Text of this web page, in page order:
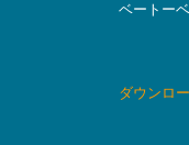
ベートー
ダウンロ